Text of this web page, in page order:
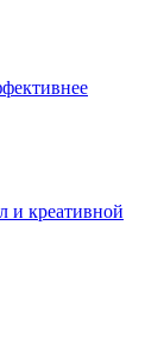
и креативной